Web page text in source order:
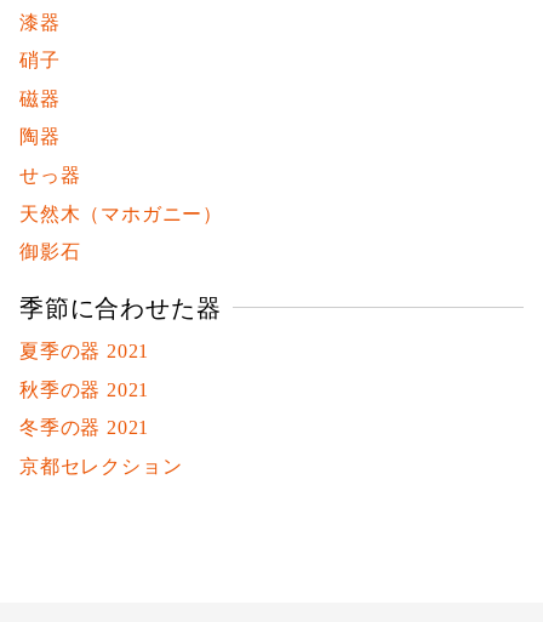
漆器
硝子
磁器
陶器
せっ器
天然木（マホガニー）
御影石
季節に合わせた器
夏季の器 2021
秋季の器 2021
冬季の器 2021
京都セレクション